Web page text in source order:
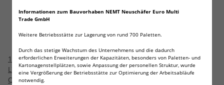
Informationen zum Bauvorhaben NEMT Neuschäfer Euro Multi
Trade GmbH
Weitere Betriebsstätte zur Lagerung von rund 700 Paletten.
Durch das stetige Wachstum des Unternehmens und die dadurch
erforderlichen Erweiterungen der Kapazitäten, besonders von Paletten- und
Kartonagenstellplätzen, sowie Anpassung der personellen Struktur, wurde
eine Vergrößerung der Betriebsstätte zur Optimierung der Arbeitsabläufe
notwendig.
10 x Wilhelm AG3/ LR41/
L736/ 192/ 392/ GP92A
Qualitätsbatterien 1,5 V
10 x Wilhelm AG4 LR66 - L
626 - 177 - 377 - GP77A